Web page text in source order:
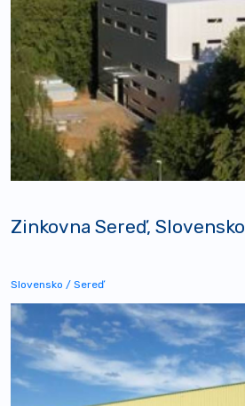
Zinkovna Sereď, Slovensko
Slovensko / Sereď